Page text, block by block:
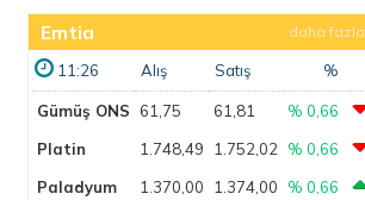
Emtia daha fazla
11:26 Alış Satış %
Gümüş ONS 61,75 61,81
% 0,66
Platin
1.748,49 1.752,02
% 0,66
Paladyum
1.370,00 1.374,00
% 0,66